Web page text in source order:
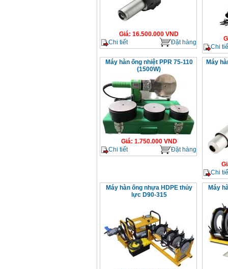
Giá: 16.500.000 VND
Chi tiết
Đặt hàng
Chi
Máy hàn ống nhiệt PPR 75-110
(1500W)
Giá: 1.750.000VND
Chi tiết
Đặt hàng
Máy
Chi
Máy hàn ống nhựa HDPE thủy
lực D90-315
Máy